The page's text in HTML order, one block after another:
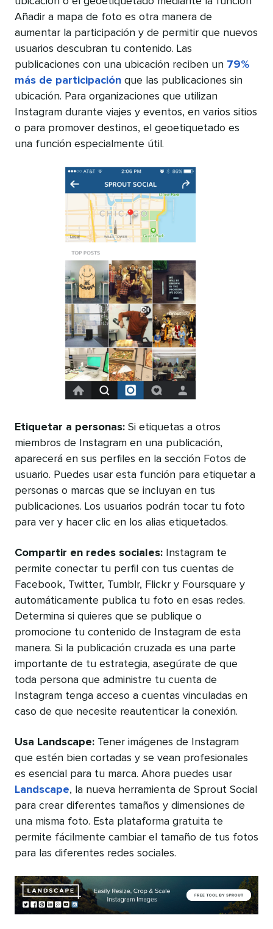
Añadir a mapa de foto es otra manera de
aumentar la participación y de permitir que nuevos
usuarios descubran tu contenido. Las
publicaciones con una ubicación reciben un 79%
más de participación que las publicaciones sin
ubicación. Para organizaciones que utilizan
Instagram durante viajes y eventos, en varios sitios
o para promover destinos, el geoetiquetado es
una función especialmente útil.
Etiquetar a personas: Si etiquetas a otros
miembros de Instagram en una publicación,
aparecerá en sus perfiles en la sección Fotos de
usuario. Puedes usar esta función para etiquetar a
personas o marcas que se incluyan en tus
publicaciones. Los usuarios podrán tocar tu foto
para ver y hacer clic en los alias etiquetados.
Compartir en redes sociales:
Instagram te
permite conectar tu perfil con tus cuentas de
Facebook, Twitter, Tumblr, Flickr y Foursquare y
automáticamente publica tu foto en esas redes.
Determina si quieres que se publique o
promocione tu contenido de Instagram de esta
manera. Si la publicación cruzada es una parte
importante de tu estrategia, asegúrate de que
toda persona que administre tu cuenta de
Instagram tenga acceso a cuentas vinculadas en
caso de que necesite reautenticar la conexión.
Usa Landscape: Tener imágenes de Instagram
que estén bien cortadas y se vean profesionales
es esencial para tu marca. Ahora puedes usar
Landscape, la nueva herramienta de Sprout Social
para crear diferentes tamaños y dimensiones de
una misma foto. Esta plataforma gratuita te
permite fácilmente cambiar el tamaño de tus fotos
para las diferentes redes sociales.